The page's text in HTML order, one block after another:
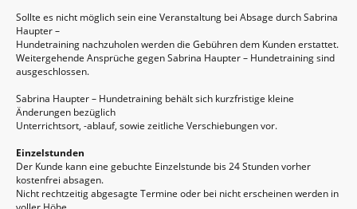
Sollte es nicht möglich sein eine Veranstaltung bei Absage durch Sabrina
Haupter –
Hundetraining nachzuholen werden die Gebühren dem Kunden erstattet.
Weitergehende Ansprüche gegen Sabrina Haupter – Hundetraining sind
ausgeschlossen.
Sabrina Haupter – Hundetraining behält sich kurzfristige kleine
Änderungen bezüglich
Unterrichtsort, -ablauf, sowie zeitliche Verschiebungen vor.
Einzelstunden
Der Kunde kann eine gebuchte Einzelstunde bis 24 Stunden vorher
kostenfrei absagen.
Nicht rechtzeitig abgesagte Termine oder bei nicht erscheinen werden in